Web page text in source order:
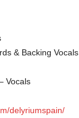
& Backing Vocals
Vocals
delyriumspain/